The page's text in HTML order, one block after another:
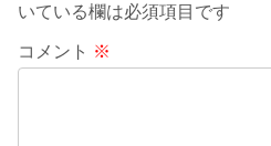
いている欄は必須項目です
コメント ※